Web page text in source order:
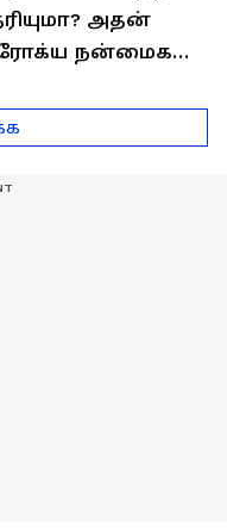
அதன்
நன்மைகள்
Walking